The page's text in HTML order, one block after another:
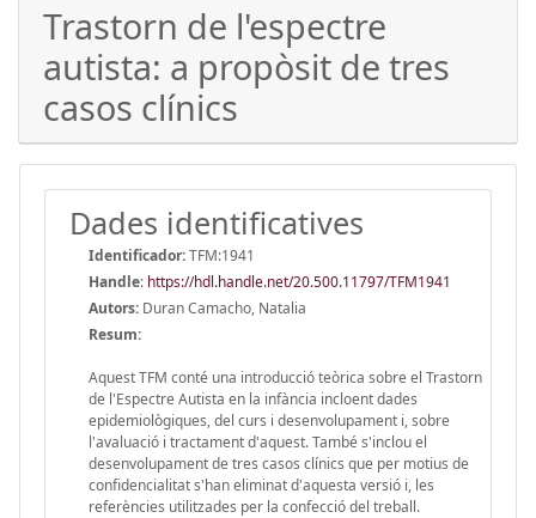
Trastorn de l'espectre
autista: a propòsit de tres
casos clínics
Dades identificatives
Identificador:TFM:1941
Handle: https://hdl.handle.net/20.500.11797/TFM1941
Autors: Duran Camacho, Natalia
Resum:
Aquest TFM conté una introducció teòrica sobre el Trastorn
de l'Espectre Autista en la infància incloent dades
epidemiològiques, del curs i desenvolupament i, sobre
l'avaluació i tractament d'aquest. També s'inclou el
desenvolupament de tres casos clínics que per motius de
confidencialitat s'han eliminat d'aquesta versió i, les
referències utilitzades per la confecció del treball.